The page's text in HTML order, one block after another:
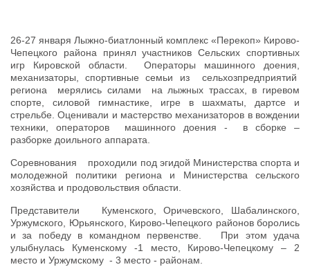
26-27 января Лыжно-биатлонный комплекс «Перекоп» Кирово-
Чепецкого района принял участников Сельских спортивных
игр Кировской области. Операторы машинного доения,
механизаторы, спортивные семьи из сельхозпредприятий
региона мерялись силами на лыжных трассах, в гиревом
спорте, силовой гимнастике, игре в шахматы, дартсе и
стрельбе. Оценивали и мастерство механизаторов в вождении
техники, операторов машинного доения - в сборке –
разборке доильного аппарата.
Соревнования проходили под эгидой Министерства спорта и
молодежной политики региона и Министерства сельского
хозяйства и продовольствия области.
Представители Куменского, Оричевского, Шабалинского,
Уржумского, Юрьянского, Кирово-Чепецкого районов боролись
и за победу в командном первенстве. При этом удача
улыбнулась Куменскому -1 место, Кирово-Чепецкому – 2
место и Уржумскому - 3 место - районам.